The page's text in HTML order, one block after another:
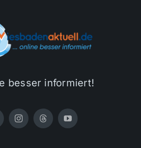
besser informiert!